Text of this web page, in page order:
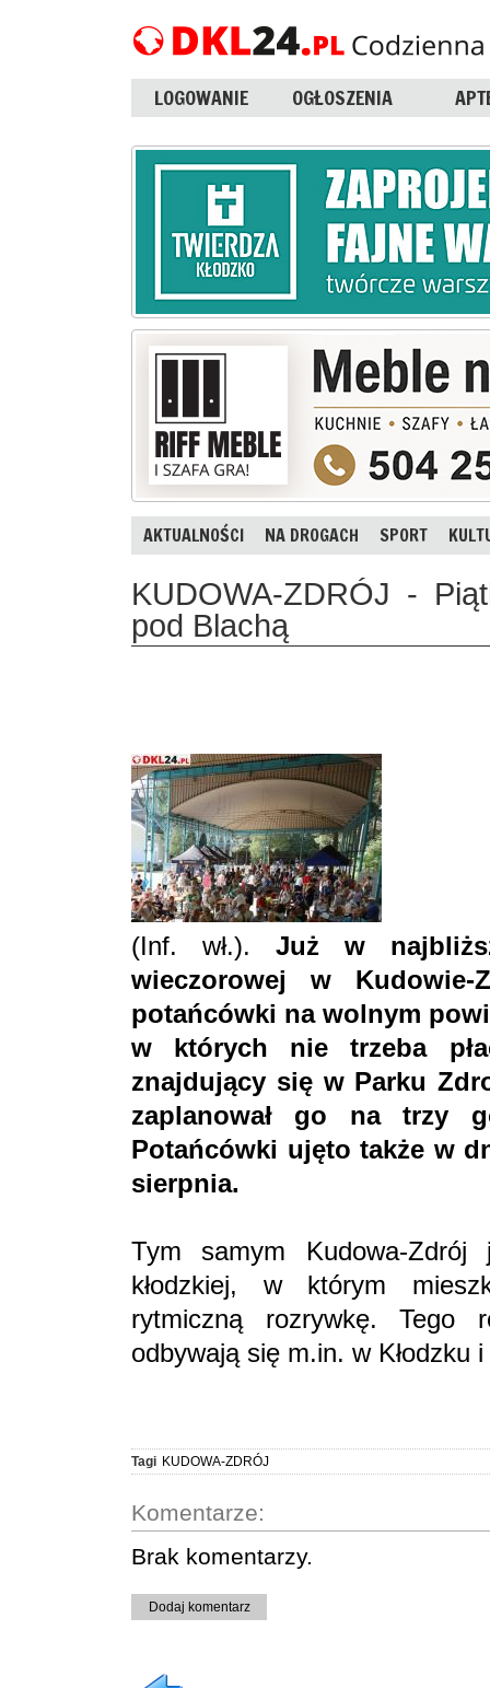
LOGOWANIE OGŁOSZENIA
AKTUALNOŚCI NA DROGACH SPORT
KUDOWA-ZDRÓJ -
pod Blachą
(Inf. wł.). Już w
wieczorowej w
potańcówki na wolnym
w których nie trzeba
znajdujący się w Parku
zaplanował go na trzy
Potańcówki ujęto także w
sierpnia.
Tym samym Kudowa-
kłodzkiej, w którym
rytmiczną rozrywkę. Tego
odbywają się m.in. w Kłodzku
Tagi KUDOWA-ZDRÓJ
Komentarze:
Brak komentarzy.
Dodaj komentarz